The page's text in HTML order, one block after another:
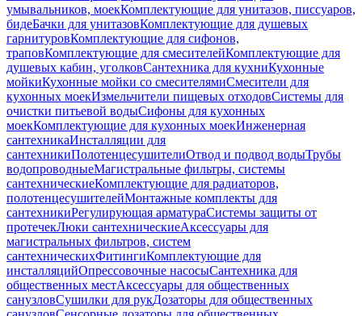
умывальников, моекКомплектующие для унитазов, писсуаров,
бидеБачки для унитазовКомплектующие для душевых
гарнитуровКомплектующие для сифонов,
траповКомплектующие для смесителейКомплектующие для
душевых кабин, уголковСантехника для кухниКухонные
мойкиКухонные мойки со смесителямиСмесители для
кухонных моекИзмельчители пищевых отходовСистемы для
очистки питьевой водыСифоны для кухонных
моекКомплектующие для кухонных моекИнженерная
сантехникаИнсталляции для
сантехникиПолотенцесушителиОтвод и подвод водыТрубы
водопроводныеМагистральные фильтры, системы
сантехническиеКомплектующие для радиаторов,
полотенцесушителейМонтажные комплекты для
сантехникиРегулирующая арматураСистемы защиты от
протечекЛюки сантехническиеАксессуары для
магистральных фильтров, систем
сантехническихФитингиКомплектующие для
инсталляцийОпрессовочные насосыСантехника для
общественных местАксессуары для общественных
санузловСушилки для рукДозаторы для общественных